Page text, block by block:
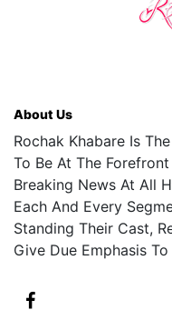
About Us
Rochak Khabare Is
To Be At The
Breaking News At All
Each And Every
Standing Their Cast,
Give Due Emphasis